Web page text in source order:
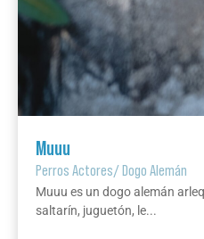
Muuu
Perros Actores/Dogo Alemán
Muuu es un dogo alemán
saltarín, juguetón, le...